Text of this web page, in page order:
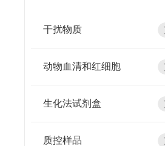
干扰物质
动物血清和红细胞
生化法试剂盒
质控样品